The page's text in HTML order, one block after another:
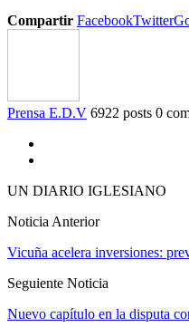
Compartir FacebookTwitter
Prensa E.D.V 6922 posts 0
UN DIARIO IGLESIANO
Noticia Anterior
Vicuña acelera inversiones:
Seguiente Noticia
Nuevo capítulo en la disputa